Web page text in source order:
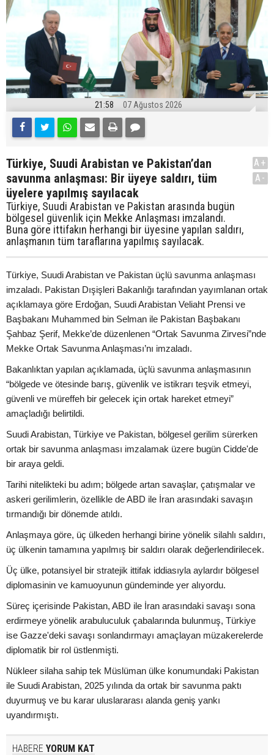
21:58 07 Ağustos 2026
Türkiye, Suudi Arabistan ve Pakistan’dan
savunma anlaşması: Bir üyeye saldırı, tüm
üyelere yapılmış sayılacak
Türkiye, Suudi Arabistan ve Pakistan arasında bugün
bölgesel güvenlik için Mekke Anlaşması imzalandı.
Buna göre ittifakın herhangi bir üyesine yapılan saldırı,
anlaşmanın tüm taraflarına yapılmış sayılacak.
A+
A-
Türkiye, Suudi Arabistan ve Pakistan üçlü savunma anlaşması
imzaladı. Pakistan Dışişleri Bakanlığı tarafından yayımlanan ortak
açıklamaya göre Erdoğan, Suudi Arabistan Veliaht Prensi ve
Başbakanı Muhammed bin Selman ile Pakistan Başbakanı
Şahbaz Şerif, Mekke’de düzenlenen “Ortak Savunma Zirvesi”nde
Mekke Ortak Savunma Anlaşması’nı imzaladı.
Bakanlıktan yapılan açıklamada, üçlü savunma anlaşmasının
“bölgede ve ötesinde barış, güvenlik ve istikrarı teşvik etmeyi,
güvenli ve müreffeh bir gelecek için ortak hareket etmeyi”
amaçladığı belirtildi.
Suudi Arabistan, Türkiye ve Pakistan, bölgesel gerilim sürerken
ortak bir savunma anlaşması imzalamak üzere bugün Cidde'de
bir araya geldi.
Tarihi nitelikteki bu adım; bölgede artan savaşlar, çatışmalar ve
askeri gerilimlerin, özellikle de ABD ile İran arasındaki savaşın
tırmandığı bir dönemde atıldı.
Anlaşmaya göre, üç ülkeden herhangi birine yönelik silahlı saldırı,
üç ülkenin tamamına yapılmış bir saldırı olarak değerlendirilecek.
Üç ülke, potansiyel bir stratejik ittifak iddiasıyla aylardır bölgesel
diplomasinin ve kamuoyunun gündeminde yer alıyordu.
Süreç içerisinde Pakistan, ABD ile İran arasındaki savaşı sona
erdirmeye yönelik arabuluculuk çabalarında bulunmuş, Türkiye
ise Gazze'deki savaşı sonlandırmayı amaçlayan müzakerelerde
diplomatik bir rol üstlenmişti.
Nükleer silaha sahip tek Müslüman ülke konumundaki Pakistan
ile Suudi Arabistan, 2025 yılında da ortak bir savunma paktı
duyurmuş ve bu karar uluslararası alanda geniş yankı
uyandırmıştı.
HABERE YORUM KAT